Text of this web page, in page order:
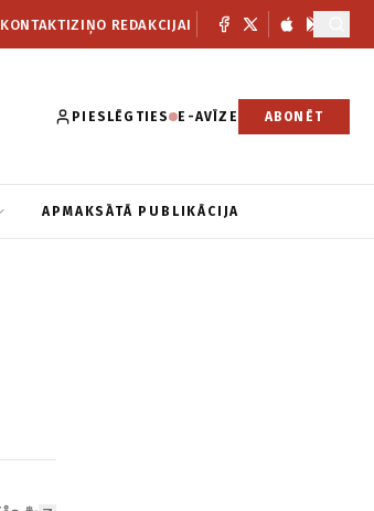
KONTAKTIZIŅO REDAKCIJAI
PIESLĒGTIES E-AVĪZE ABONĒT
APMAKSĀTĀ PUBLIKĀCIJA